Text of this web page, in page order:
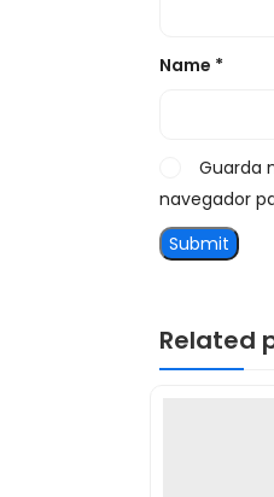
Name *
Guarda
navegador
Related